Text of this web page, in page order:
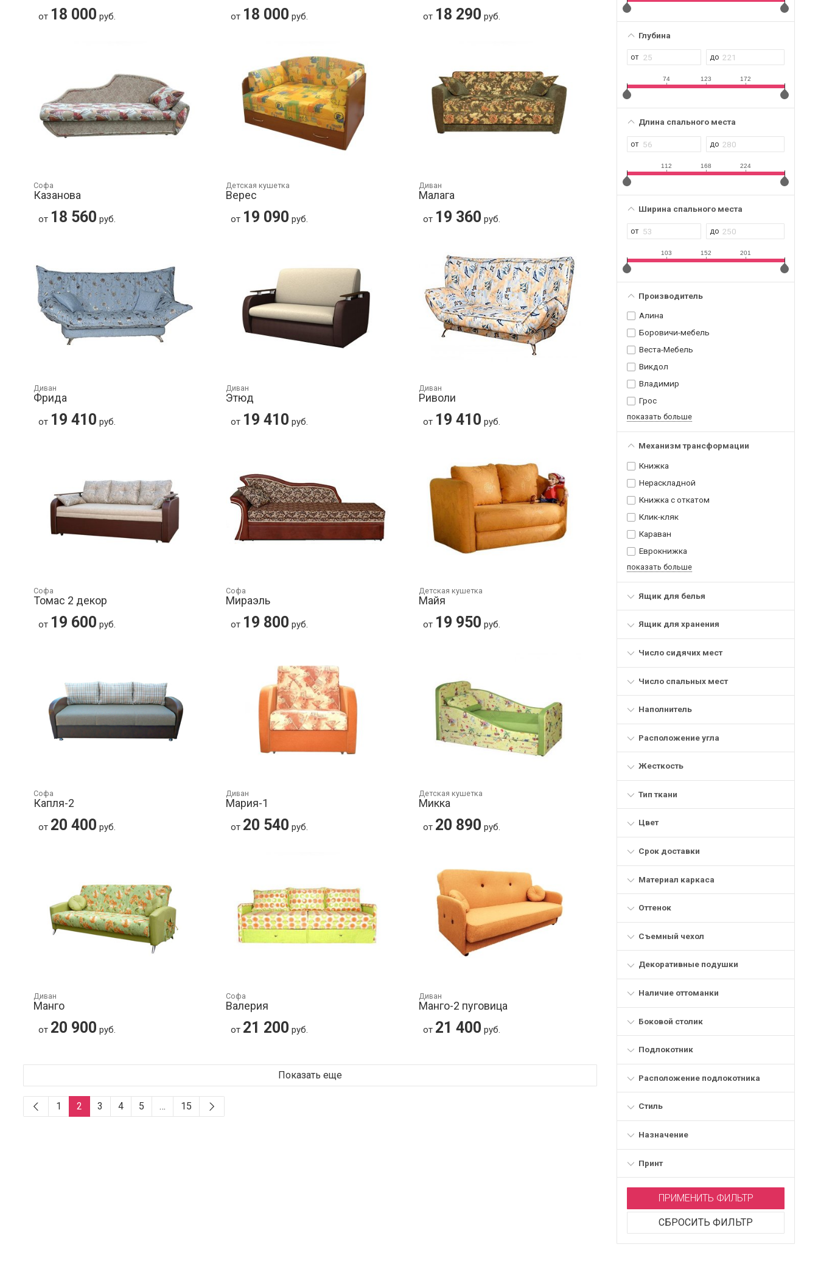
Глубина
74 123 172
Длина спального места
112 168 224
Ширина спального места
103 152 201
Производитель
Алина
Боровичи-мебель
Веста-Мебель
Викдол
Владимир
Грос
показать больше
Механизм трансформации
Книжка
Нераскладной
Книжка с откатом
Клик-кляк
Караван
Еврокнижка
показать больше
Ящик для белья
Ящик для хранения
Число сидячих мест
Число спальных мест
Наполнитель
Расположение угла
Жесткость
Тип ткани
Цвет
Срок доставки
Материал каркаса
Оттенок
Съемный чехол
Декоративные подушки
Наличие оттоманки
Боковой столик
Подлокотник
Расположение подлокотника
Стиль
Назначение
Принт
ПРИМЕНИТЬ ФИЛЬТР
СБРОСИТЬ ФИЛЬТР
от 18 000 руб. от 18 000 руб. от 18 290 руб.
Софа
Казанова
от 18 560 руб.
Детская кушетка
Верес
от 19 090 руб.
Диван
Малага
от 19 360 руб.
Диван
Фрида
от 19 410 руб.
Диван
Этюд
от 19 410 руб.
Диван
Риволи
от 19 410 руб.
Софа
Томас 2 декор
от 19 600 руб.
Софа
Мираэль
от 19 800 руб.
Детская кушетка
Майя
от 19 950 руб.
Софа
Капля-2
от 20 400 руб.
Диван
Мария-1
от 20 540 руб.
Детская кушетка
Микка
от 20 890 руб.
Диван
Манго
от 20 900 руб.
Софа
Валерия
от 21 200 руб.
Диван
Манго-2 пуговица
от 21 400 руб.
Показать еще
1 2 3 4 5 … 15